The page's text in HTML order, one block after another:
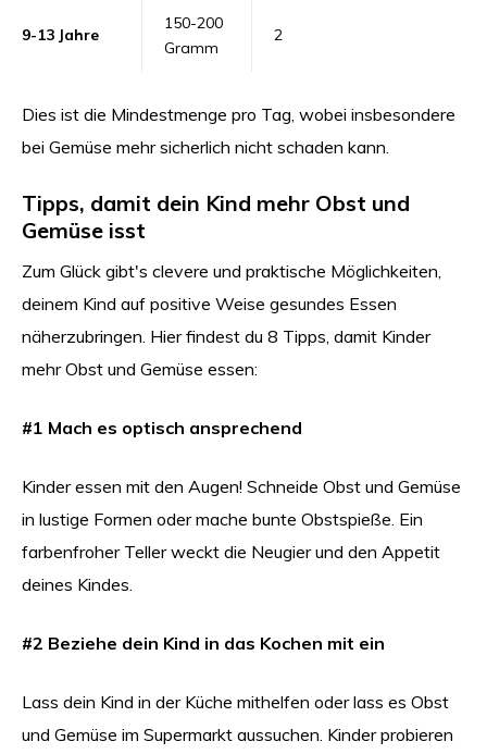
9-13 Jahre
150-200
Gramm
2
Dies ist die Mindestmenge pro Tag, wobei insbesondere
bei Gemüse mehr sicherlich nicht schaden kann.
Tipps, damit dein Kind mehr Obst und
Gemüse isst
Zum Glück gibt's clevere und praktische Möglichkeiten,
deinem Kind auf positive Weise gesundes Essen
näherzubringen. Hier findest du 8 Tipps, damit Kinder
mehr Obst und Gemüse essen:
#1 Mach es optisch ansprechend
Kinder essen mit den Augen! Schneide Obst und Gemüse
in lustige Formen oder mache bunte Obstspieße. Ein
farbenfroher Teller weckt die Neugier und den Appetit
deines Kindes.
#2 Beziehe dein Kind in das Kochen mit ein
Lass dein Kind in der Küche mithelfen oder lass es Obst
und Gemüse im Supermarkt aussuchen. Kinder probieren